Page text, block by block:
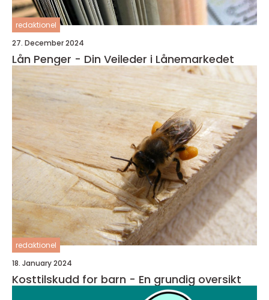
redaktionel
27. December 2024
Lån Penger - Din Veileder i Lånemarkedet
redaktionel
18. January 2024
Kosttilskudd for barn - En grundig oversikt